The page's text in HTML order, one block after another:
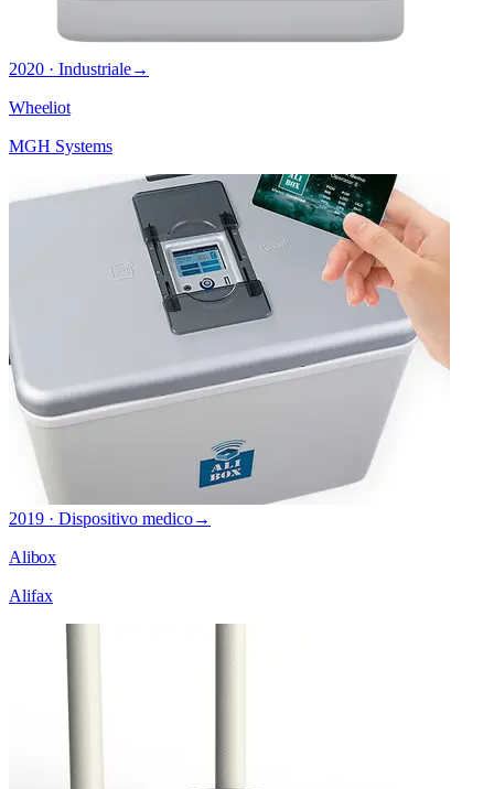
2020 · Industriale→
Wheeliot
MGH Systems
2019 · Dispositivo medico→
Alibox
Alifax